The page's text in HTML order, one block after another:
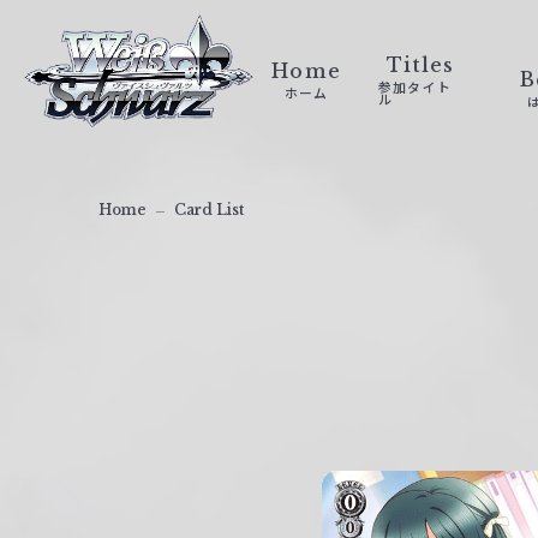
ァ
Home
ホーム
Titles
参加タイト
ル
Home Card List